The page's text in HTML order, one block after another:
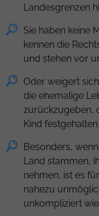
Landesgrenzen
Sie haben keine
kennen die
und stehen vor
Oder weigert
die ehemalige
zurückzugeben,
Kind
Besonders,
Land stammen,
nehmen, ist es
nahezu
unkompliziert